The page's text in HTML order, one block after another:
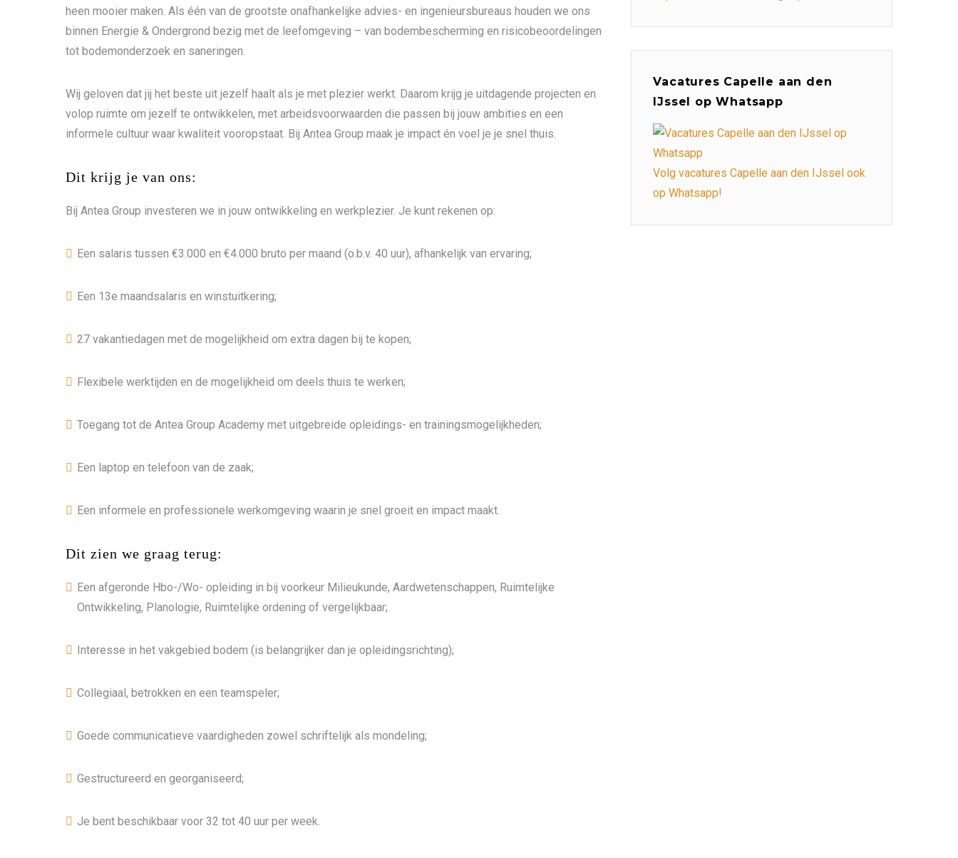
heen mooier maken. Als één van de grootste onafhankelijke advies- en ingenieursbureaus houden we ons
binnen Energie & Ondergrond bezig met de leefomgeving – van bodembescherming en risicobeoordelingen
tot bodemonderzoek en saneringen.
Wij geloven dat jij het beste uit jezelf haalt als je met plezier werkt. Daarom krijg je uitdagende projecten en
volop ruimte om jezelf te ontwikkelen, met arbeidsvoorwaarden die passen bij jouw ambities en een
informele cultuur waar kwaliteit vooropstaat. Bij Antea Group maak je impact én voel je je snel thuis.
Dit krijg je van ons:
Bij Antea Group investeren we in jouw ontwikkeling en werkplezier. Je kunt rekenen op:
Een salaris tussen €3.000 en €4.000 bruto per maand (o.b.v. 40 uur), afhankelijk van ervaring;
Een 13e maandsalaris en winstuitkering;
27 vakantiedagen met de mogelijkheid om extra dagen bij te kopen;
Flexibele werktijden en de mogelijkheid om deels thuis te werken;
Toegang tot de Antea Group Academy met uitgebreide opleidings- en trainingsmogelijkheden;
Een laptop en telefoon van de zaak;
Een informele en professionele werkomgeving waarin je snel groeit en impact maakt.
Dit zien we graag terug:
Een afgeronde Hbo-/Wo- opleiding in bij voorkeur Milieukunde, Aardwetenschappen, Ruimtelijke
Ontwikkeling, Planologie, Ruimtelijke ordening of vergelijkbaar;
Interesse in het vakgebied bodem (is belangrijker dan je opleidingsrichting);
Collegiaal, betrokken en een teamspeler;
Goede communicatieve vaardigheden zowel schriftelijk als mondeling;
Gestructureerd en georganiseerd;
Je bent beschikbaar voor 32 tot 40 uur per week.
Vacatures Capelle aan den
IJssel op Whatsapp
Volg vacatures Capelle aan den IJssel ook
op Whatsapp!